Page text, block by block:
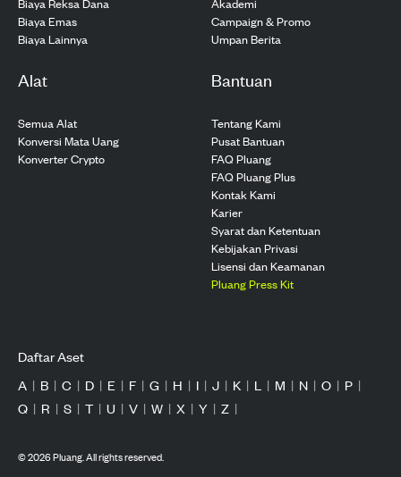
Biaya Emas
Biaya Lainnya
Campaign & Promo
Umpan Berita
Alat
Semua Alat
Konversi Mata Uang
Konverter Crypto
Bantuan
Tentang Kami
Pusat Bantuan
FAQ Pluang
FAQ Pluang Plus
Kontak Kami
Karier
Syarat dan Ketentuan
Kebijakan Privasi
Lisensi dan Keamanan
Pluang Press Kit
Daftar Aset
A | B | C | D | E | F | G | H | I | J | K | L | M | N | O | P |
Q | R | S | T | U | V | W | X | Y | Z |
©2026Pluang. All rights reserved.